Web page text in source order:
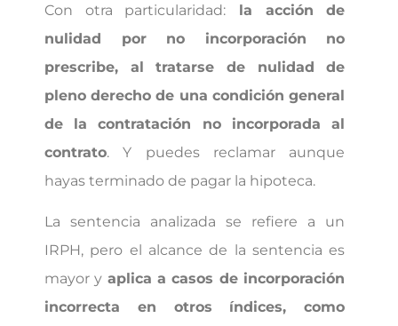
Con otra particularidad: la acción de
nulidad por no incorporación no
prescribe, al tratarse de nulidad de
pleno derecho de una condición general
de la contratación no incorporada al
contrato. Y puedes reclamar aunque
hayas terminado de pagar la hipoteca.
La sentencia analizada se refiere a un
IRPH, pero el alcance de la sentencia es
mayor y aplica a casos de incorporación
incorrecta en otros índices, como